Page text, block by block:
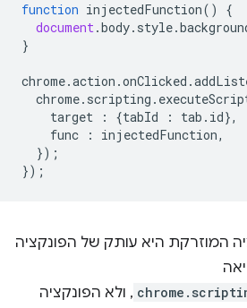
function injectedFunction()
{
document.body. style.
}
chrome.action .onClicked .
chrome. scripting .
target
: {tabId : tab . id},
func
: injectedFunction,
});
});
המוזרקת היא עותק של הפונקציה
, ולא הפונקציה